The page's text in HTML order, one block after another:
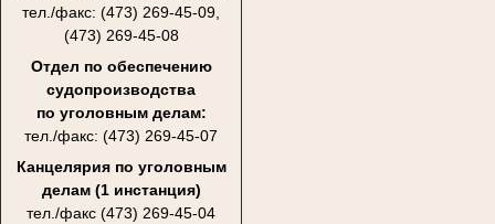
тел./факс: (473) 269-45-09,
(473) 269-45-08
Отдел по обеспечению
судопроизводства
по уголовным делам:
тел./факс: (473) 269-45-07
Канцелярия по уголовным
делам (1 инстанция)
тел./факс (473) 269-45-04